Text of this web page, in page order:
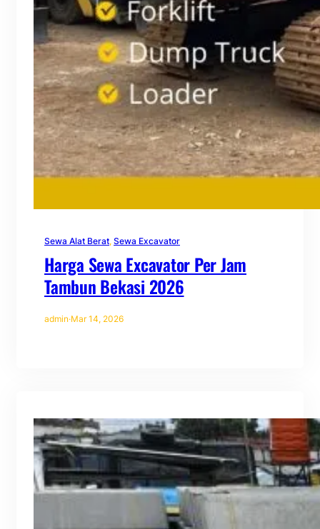
Sewa Alat Berat, Sewa Excavator
Harga Sewa Excavator Per Jam
Tambun Bekasi 2026
admin·Mar 14, 2026